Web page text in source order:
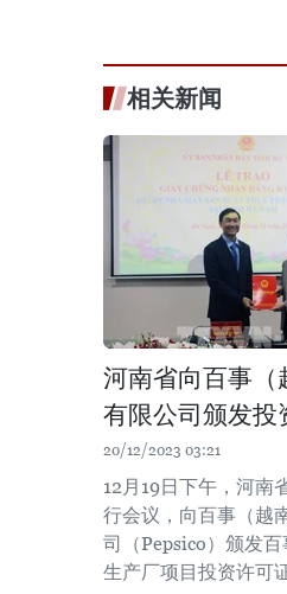
相关新闻
河南省向百事（
有限公司颁发投
20/12/2023 03:21
12月19日下午，河南
行会议，向百事（越
司（Pepsico）颁发
生产厂项目投资许可证